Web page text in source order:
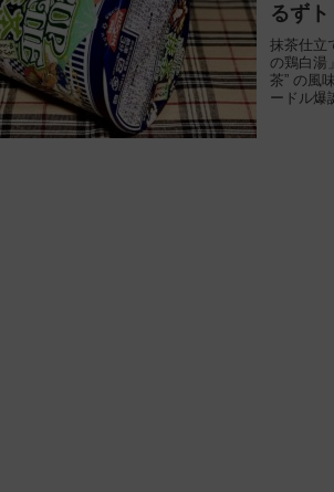
るず
抹茶仕立
の鶏白湯
茶” の風
ードル爆